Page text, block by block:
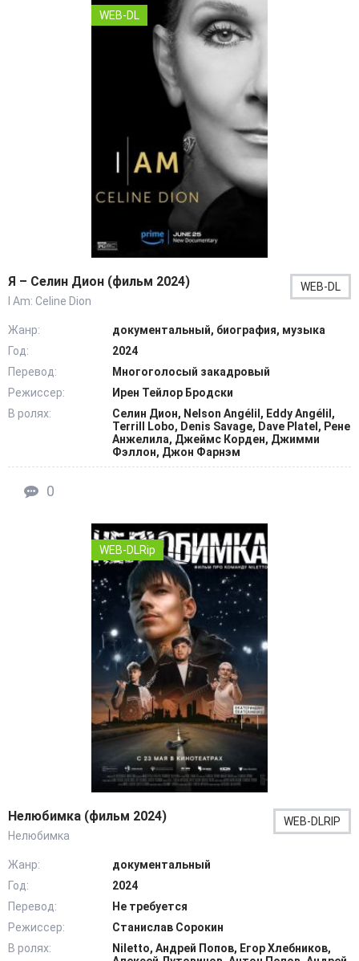
WEB-DL
Я – Селин Дион (фильм 2024)
I Am: Celine Dion
WEB-DL
Жанр:
документальный, биография, музыка
Год:
2024
Перевод:
Многоголосый закадровый
Режиссер:
Ирен Тейлор Бродски
В ролях:
Селин Дион, Nelson Angélil, Eddy Angélil,
Terrill Lobo, Denis Savage, Dave Platel, Рене
Анжелила, Джеймс Корден, Джимми
Фэллон, Джон Фарнэм
0
WEB-DLRip
Нелюбимка (фильм 2024)
Нелюбимка
WEB-DLRIP
Жанр:
документальный
Год:
2024
Перевод:
Не требуется
Режиссер:
Станислав Сорокин
В ролях:
Niletto, Андрей Попов, Егор Хлебников,